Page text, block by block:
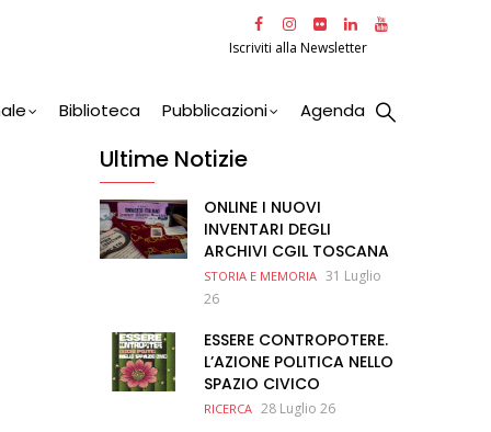
Iscriviti alla Newsletter
Biblioteca Pubblicazioni Agenda
Ultime Notizie
ONLINE I NUOVI
INVENTARI DEGLI
ARCHIVI CGIL TOSCANA
STORIA E MEMORIA 31 Luglio
26
ESSERE CONTROPOTERE.
L’AZIONE POLITICA NELLO
SPAZIO CIVICO
RICERCA 28 Luglio 26